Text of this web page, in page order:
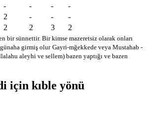
- - -
-
2 - -
-
2 2 3 2
bir sünnettir. Bir kimse mazeretsiz olarak onları
günaha girmiş olur Gayri-mğekkede veya Mustahab -
aleyhi ve sellem) bazen yaptığı ve bazen
için kıble yönü